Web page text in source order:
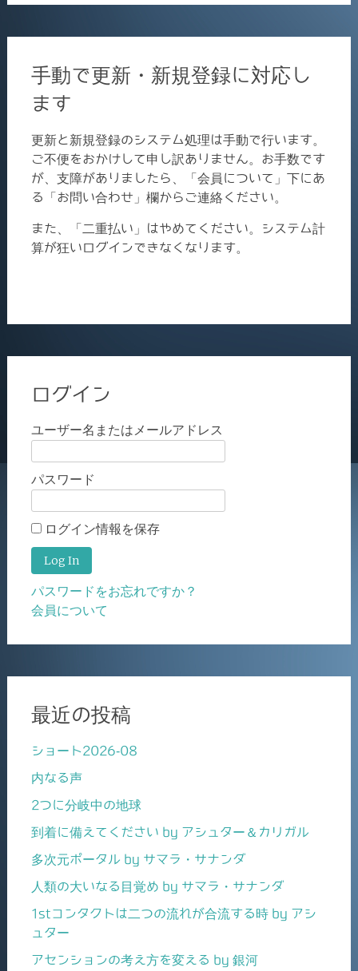
手動で更新・新規登録に対応し
ます
更新と新規登録のシステム処理は手動で行います。
ご不便をおかけして申し訳ありません。お手数です
が、支障がありましたら、「会員について」下にあ
る「お問い合わせ」欄からご連絡ください。
また、「二重払い」はやめてください。システム計
算が狂いログインできなくなります。
ログイン
ユーザー名またはメールアドレス
パスワード
ログイン情報を保存
パスワードをお忘れですか？
会員について
最近の投稿
ショート2026-08
内なる声
2つに分岐中の地球
到着に備えてください by アシュター＆カリガル
多次元ポータル by サマラ・サナンダ
人類の大いなる目覚め by サマラ・サナンダ
1stコンタクトは二つの流れが合流する時 by アシ
ュター
アセンションの考え方を変える by 銀河